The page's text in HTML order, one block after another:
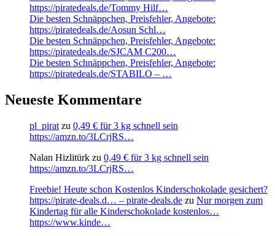
https://piratedeals.de/Tommy Hilf…
Die besten Schnäppchen, Preisfehler, Angebote:
https://piratedeals.de/Aosun Schl…
Die besten Schnäppchen, Preisfehler, Angebote:
https://piratedeals.de/SJCAM C200…
Die besten Schnäppchen, Preisfehler, Angebote:
https://piratedeals.de/STABILO – …
Neueste Kommentare
pl_pirat zu 0,49 € für 3 kg schnell sein
https://amzn.to/3LCrjRS…
Nalan Hizlitürk zu 0,49 € für 3 kg schnell sein
https://amzn.to/3LCrjRS…
Freebie! Heute schon Kostenlos Kinderschokolade gesichert?
https://pirate-deals.d… – pirate-deals.de zu Nur morgen zum
Kindertag für alle Kinderschokolade kostenlos…
https://www.kinde…